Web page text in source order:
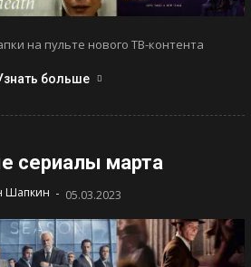
на пульте нового ТВ-контента
больше
сериалы марта
Шапкин - 05.03.2023